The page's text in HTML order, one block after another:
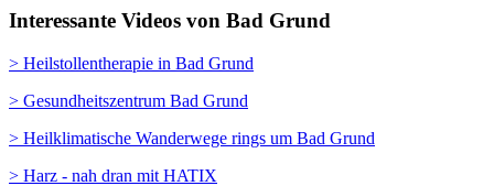
Interessante Videos von Bad Grund
> Heilstollentherapie in Bad Grund
> Gesundheitszentrum Bad Grund
> Heilklimatische Wanderwege rings um Bad Grund
> Harz - nah dran mit HATIX